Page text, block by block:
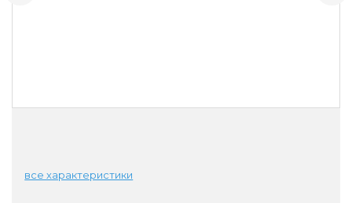
все характеристики